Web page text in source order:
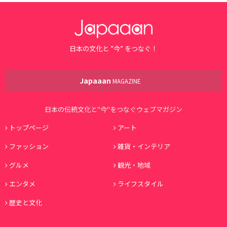
日本の文化と ”今” をつなぐ！
Japaaan MAGAZINE
日本の伝統文化と"今"をつなぐウェブマガジン
トップページ
アート
ファッション
雑貨・インテリア
グルメ
観光・地域
エンタメ
ライフスタイル
歴史と文化